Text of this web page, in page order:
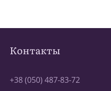
Контакты
+38 (050) 487-83-72